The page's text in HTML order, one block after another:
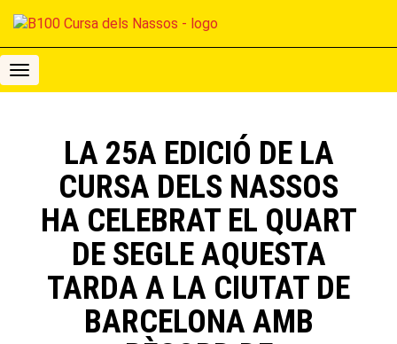
B100
Cursa
LA 25A EDICIÓ DE LA
CURSA DELS NASSOS
HA CELEBRAT EL QUART
DE SEGLE AQUESTA
TARDA A LA CIUTAT DE
BARCELONA AMB